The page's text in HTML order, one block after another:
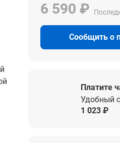
6 590 ₽
Сообщить о
Платите
Удобный
1 023 ₽